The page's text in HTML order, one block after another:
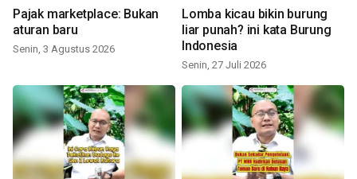
Pajak marketplace: Bukan
aturan baru
Senin, 3 Agustus 2026
Lomba kicau bikin burung
liar punah? ini kata Burung
Indonesia
Senin, 27 Juli 2026